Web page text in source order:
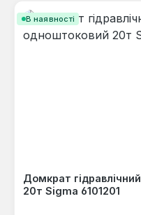
В наявності
Домкрат
20т Sigma 6101201